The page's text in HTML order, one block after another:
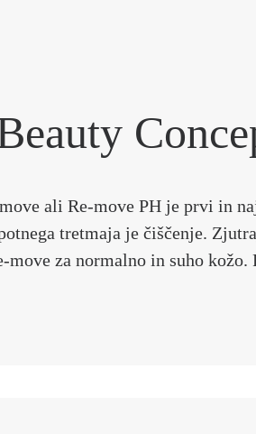
ali Re-move PH je prvi in
tretmaja je čiščenje.
za normalno in suho kožo.